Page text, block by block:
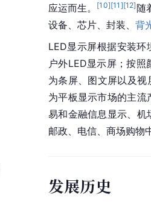
应运而生。
[10][11 ][12]随
设备、芯片、封装、 背
LED显示屏根据安装
户外LED显示屏；按
为条屏、图文屏以及
为平板显示市场的主
易和金融信息显示、机
邮政、电信、商场购物
发展历史